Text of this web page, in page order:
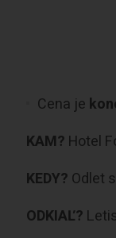
Cena je
KAM? Hotel
KEDY? Odlet
ODKIAĽ?